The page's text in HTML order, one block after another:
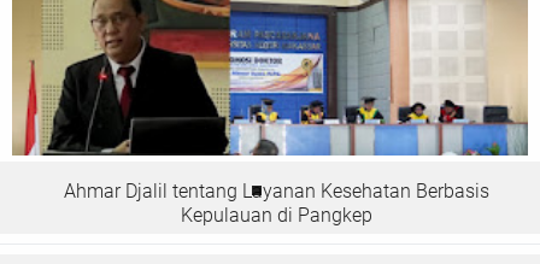
Ahmar Djalil tentang Layanan Kesehatan Berbasis
Kepulauan di Pangkep